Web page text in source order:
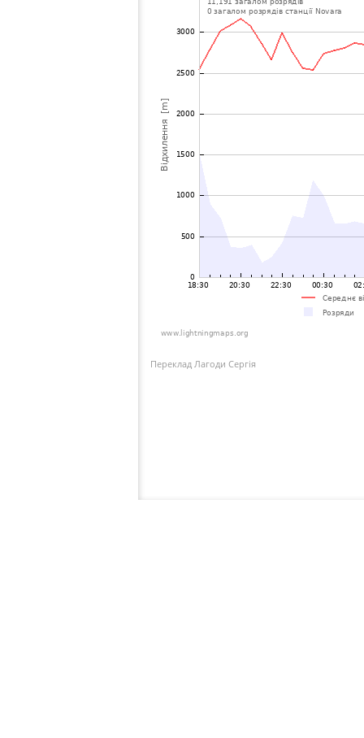
Переклад Лагоди Сергія